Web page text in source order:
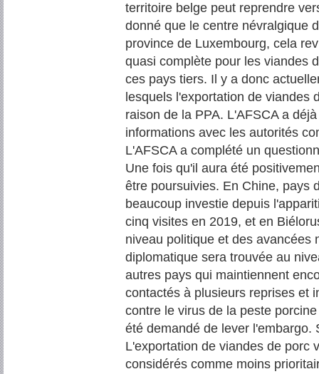
territoire belge peut reprendre
donné que le centre névralgique
province de Luxembourg, cela
quasi complète pour les viandes
ces pays tiers. Il y a donc
lesquels l'exportation de viandes
raison de la PPA. L'AFSCA a
informations avec les autorités
L'AFSCA a complété un
Une fois qu'il aura été
être poursuivies. En Chine, pays
beaucoup investie depuis
cinq visites en 2019, et en
niveau politique et des avancées
diplomatique sera trouvée au
autres pays qui maintiennent
contactés à plusieurs reprises et
contre le virus de la peste
été demandé de lever l'embargo.
L'exportation de viandes de porc
considérés comme moins